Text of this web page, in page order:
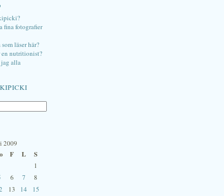
fina fotografier
läser här?
en nutritionist?
alla
2009
F L S
1
6 7
8
13 14
15